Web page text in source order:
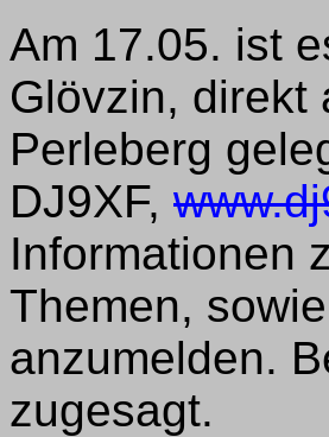
Am 17.05. ist
Glövzin, direkt
Perleberg
DJ9XF,
Informationen
Themen,
anzumelden.
zugesagt.